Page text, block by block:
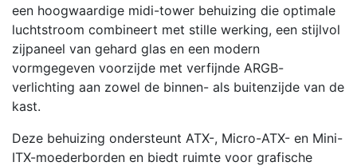
een hoogwaardige midi-tower behuizing die optimale
luchtstroom combineert met stille werking, een stijlvol
zijpaneel van gehard glas en een modern
vormgegeven voorzijde met verfijnde ARGB-
verlichting aan zowel de binnen- als buitenzijde van de
kast.
Deze behuizing ondersteunt ATX-, Micro-ATX- en Mini-
ITX-moederborden en biedt ruimte voor grafische